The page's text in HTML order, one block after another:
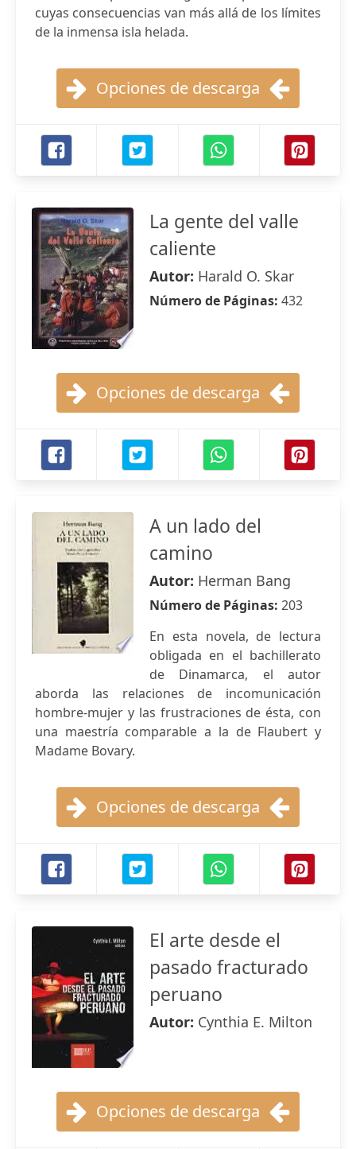
cuyas consecuencias van más allá de los límites
de la inmensa isla helada.
Opciones de descarga
La gente del valle
caliente
Autor: Harald O. Skar
Número de Páginas: 432
Opciones de descarga
A un lado del
camino
Autor: Herman Bang
Número de Páginas: 203
En esta novela, de lectura
obligada en el bachillerato
de Dinamarca, el autor
aborda las relaciones de incomunicación
hombre-mujer y las frustraciones de ésta, con
una maestría comparable a la de Flaubert y
Madame Bovary.
Opciones de descarga
El arte desde el
pasado fracturado
peruano
Autor: Cynthia E. Milton
Opciones de descarga